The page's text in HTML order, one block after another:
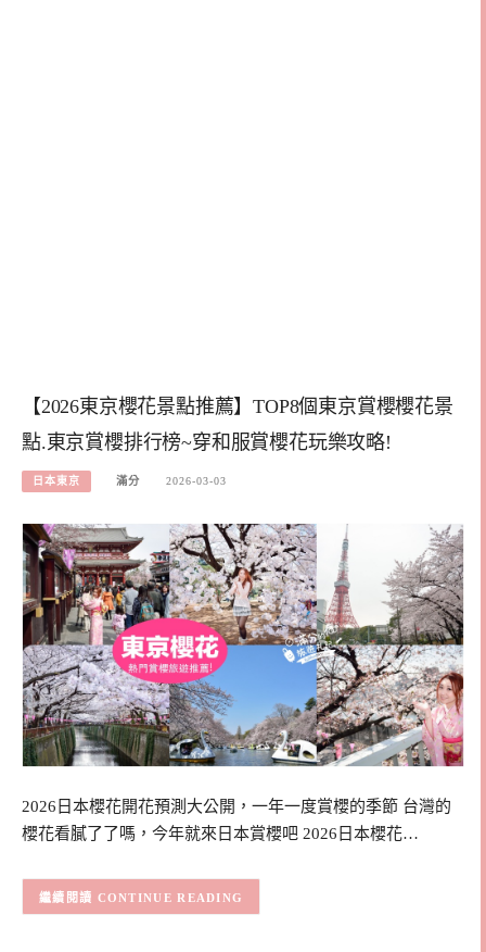
【2026東京櫻花景點推薦】TOP8個東京賞櫻櫻花景
點.東京賞櫻排行榜~穿和服賞櫻花玩樂攻略!
日本東京 滿分 2026-03-03
2026日本櫻花開花預測大公開，一年一度賞櫻的季節 台灣的
櫻花看膩了了嗎，今年就來日本賞櫻吧 2026日本櫻花…
CONTINUE READING